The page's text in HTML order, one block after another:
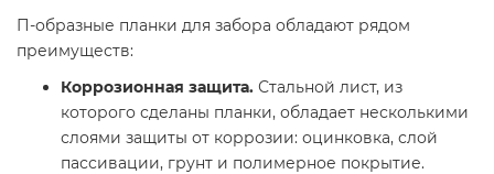
П-образные планки для забора обладают рядом
преимуществ:
Коррозионная защита. Стальной лист, из
которого сделаны планки, обладает несколькими
слоями защиты от коррозии: оцинковка, слой
пассивации, грунт и полимерное покрытие.